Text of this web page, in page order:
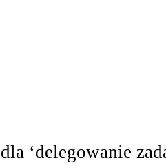
‘delegowanie